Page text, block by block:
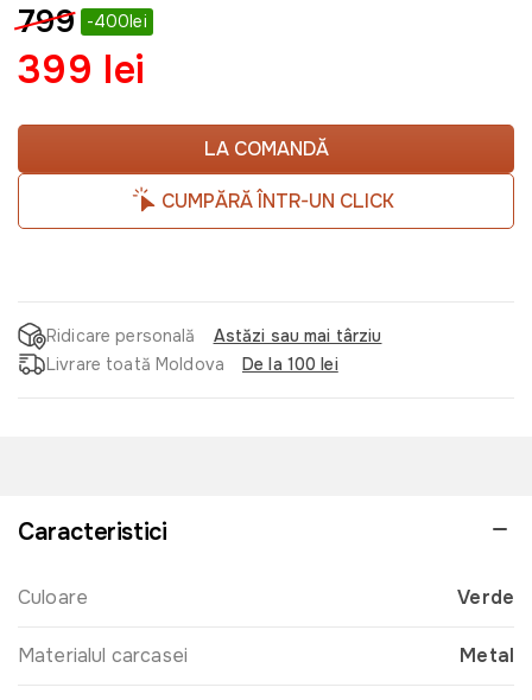
799 -400lei
399 lei
LA COMANDĂ
CUMPĂRĂ ÎNTR-UN CLICK
Ridicare personală
Astăzi sau mai târziu
Livrare toată Moldova
De la 100 lei
Caracteristici
Culoare Verde
Materialul carcasei Metal